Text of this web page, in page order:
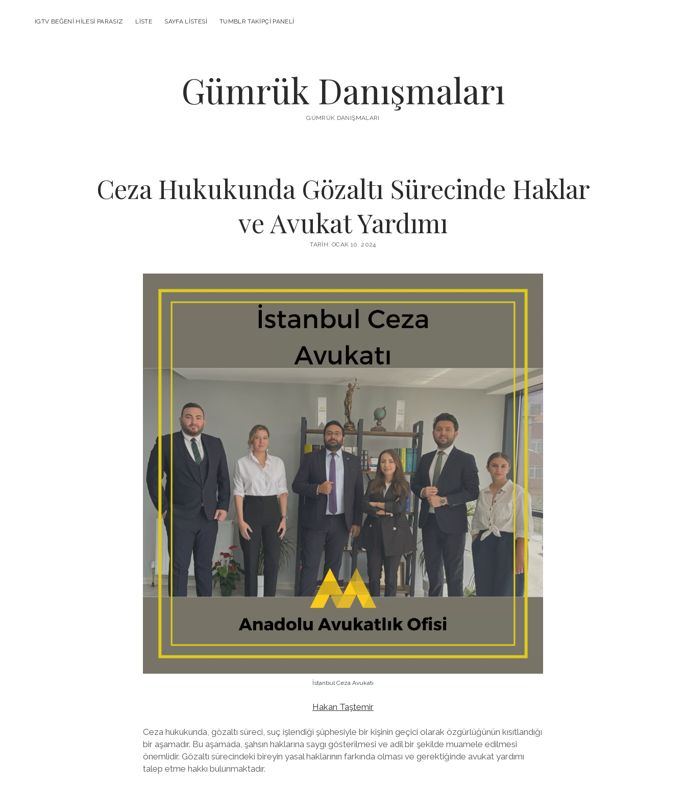
IGTV BEĞENI HILESI PARASIZ LISTE SAYFA LISTESI TUMBLR TAKIPÇI PANELI
Gümrük Danışmaları
GÜMRÜK DANIŞMALARI
Ceza Hukukunda Gözaltı Sürecinde Haklar
ve Avukat Yardımı
TARIH: OCAK 10, 2024
İstanbul Ceza Avukatı
Hakan Taştemir
Ceza hukukunda, gözaltı süreci, suç işlendiği şüphesiyle bir kişinin geçici olarak özgürlüğünün kısıtlandığı
bir aşamadır. Bu aşamada, şahsın haklarına saygı gösterilmesi ve adil bir şekilde muamele edilmesi
önemlidir. Gözaltı sürecindeki bireyin yasal haklarının farkında olması ve gerektiğinde avukat yardımı
talep etme hakkı bulunmaktadır.